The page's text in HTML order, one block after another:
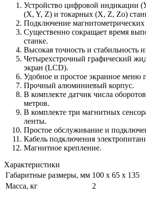
Устройство цифровой индикации
(X, Y, Z) и токарных (X, Z, Zo)
Подключение магнитометрических
Существенно сокращает время
станке.
Высокая точность и стабильность
Четырехстрочный графический
экран (LCD).
Удобное и простое экранное меню
Прочный алюминиевый корпус.
В комплекте датчик числа
метров.
В комплекте три магнитных
ленты.
Простое обслуживание и
Кабель подключения
Магнитное крепление.
Характеристики
Габаритные размеры, мм 100 х 65 х 135
Масса, кг
2